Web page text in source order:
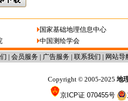
国家基础地理信息中心
中国测绘学会
| 会员服务 | 广告服务 | 联系我们 | 网站导
Copyright © 2005-2025 地
京ICP证 070455号